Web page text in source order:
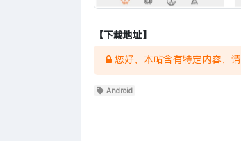
【下载地址】
您好，本帖含有特定内容，请
Android